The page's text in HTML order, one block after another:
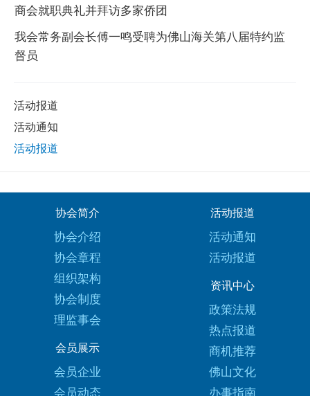
商会就职典礼并拜访多家侨团
我会常务副会长傅一鸣受聘为佛山海关第八届特约监
督员
活动报道
活动通知
活动报道
协会简介
协会介绍
协会章程
组织架构
协会制度
理监事会
活动报道
活动通知
活动报道
资讯中心
政策法规
热点报道
商机推荐
佛山文化
办事指南
会员展示
会员企业
会员动态